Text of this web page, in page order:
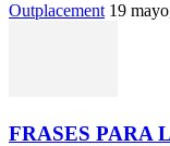
Outplacement 19
FRASES PARA